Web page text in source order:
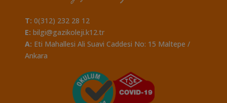
T: 0(312) 232 28 12
E: bilgi@gazikoleji.k12.tr
A: Eti Mahallesi Ali Suavi Caddesi No: 15 Maltepe /
Ankara